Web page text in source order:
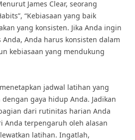
James Clear, seorang
“Kebiasaan yang baik
yang konsisten. Jika Anda ingin
Anda harus konsisten dalam
kebiasaan yang mendukung
jadwal latihan yang
gaya hidup Anda. Jadikan
dari rutinitas harian Anda
Anda terpengaruh oleh alasan
latihan. Ingatlah,